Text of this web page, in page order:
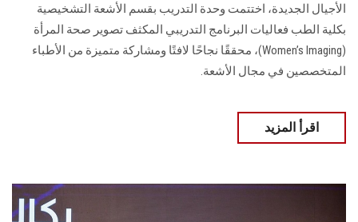
الأجيال الجديدة، اختتمت وحدة التدريب بقسم الأشعة التشخيصية
بكلية الطب فعاليات البرنامج التدريبي المكثف تصوير صحة المرأة
(Women’s Imaging)، محققًا نجاحًا لافتًا ومشاركة متميزة من الأطباء
المتخصصين في مجال الأشعة.
اقرأ المزيد